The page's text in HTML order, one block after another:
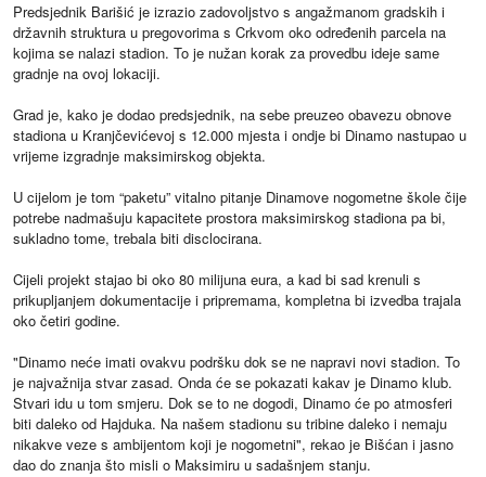
Predsjednik Barišić je izrazio zadovoljstvo s angažmanom gradskih i
državnih struktura u pregovorima s Crkvom oko određenih parcela na
kojima se nalazi stadion. To je nužan korak za provedbu ideje same
gradnje na ovoj lokaciji.
Grad je, kako je dodao predsjednik, na sebe preuzeo obavezu obnove
stadiona u Kranjčevićevoj s 12.000 mjesta i ondje bi Dinamo nastupao u
vrijeme izgradnje maksimirskog objekta.
U cijelom je tom “paketu” vitalno pitanje Dinamove nogometne škole čije
potrebe nadmašuju kapacitete prostora maksimirskog stadiona pa bi,
sukladno tome, trebala biti disclocirana.
Cijeli projekt stajao bi oko 80 milijuna eura, a kad bi sad krenuli s
prikupljanjem dokumentacije i pripremama, kompletna bi izvedba trajala
oko četiri godine.
"Dinamo neće imati ovakvu podršku dok se ne napravi novi stadion. To
je najvažnija stvar zasad. Onda će se pokazati kakav je Dinamo klub.
Stvari idu u tom smjeru. Dok se to ne dogodi, Dinamo će po atmosferi
biti daleko od Hajduka. Na našem stadionu su tribine daleko i nemaju
nikakve veze s ambijentom koji je nogometni", rekao je Bišćan i jasno
dao do znanja što misli o Maksimiru u sadašnjem stanju.